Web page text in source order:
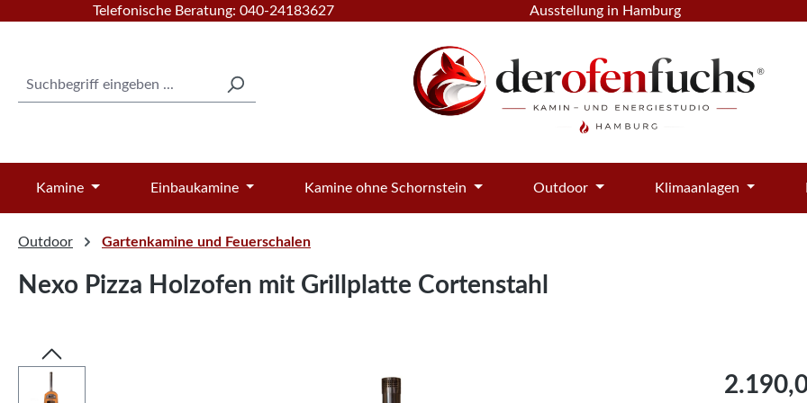
Hauptinhalt springen
Zur Suche springen
Zur Hauptnavigation springen
Telefonische Beratung: 040-24183627 Ausstellung in Hamburg
Kamine Einbaukamine Kamine ohne Schornstein Outdoor Klimaanlagen
Outdoor Gartenkamine und Feuerschalen
Nexo Pizza Holzofen mit Grillplatte Cortenstahl
Bildergalerie überspringen Regulärer